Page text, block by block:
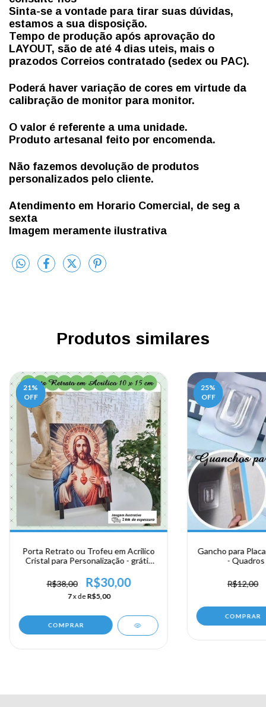
Sinta-se a vontade para tirar suas dúvidas,
estamos a sua disposição.
Tempo de produção após aprovação do
LAYOUT, são de até 4 dias uteis, mais o
prazodos Correios contratado (sedex ou PAC).
Poderá haver variação de cores em virtude da
calibração de monitor para monitor.
O valor é referente a uma unidade.
Produto artesanal feito por encomenda.
Não fazemos devolução de produtos
personalizados pelo cliente.
Atendimento em Horario Comercial, de seg a
sexta
Imagem meramente ilustrativa
Produtos similares
21%
OFF
Porta Retrato ou Trofeu em Acrilico
Cristal para Personalização - grátis
R$38,00
R$30,00
7x deR$5,00
25%
OFF
Gancho para
-
R$12,00